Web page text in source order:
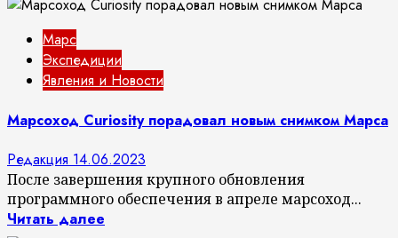
Марс
Экспедиции
Явления и Новости
Марсоход Curiosity порадовал новым снимком Марса
Редакция 14.06.2023
После завершения крупного обновления
программного обеспечения в апреле марсоход...
Читать далее